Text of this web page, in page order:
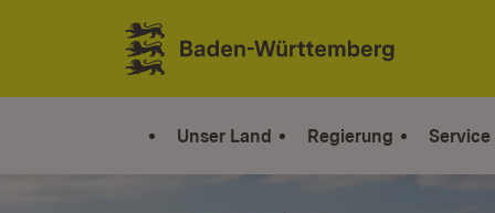
Zum Inhalt springen
Link zur Startseite
Unser Land Regierung Service